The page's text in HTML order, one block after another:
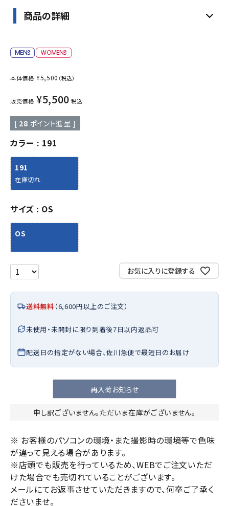
商品の詳細
本体価格 ¥5,500 （税込）
販売価格 ¥5,500 税込
[ 28 ポイント進呈 ]
カラー 191
191
在庫切れ
サイズ OS
OS
お気に入りに登録する
送料無料 （6,600円以上のご注文）
未使用・未開封に限り到着後7日以内返品可
配送日の指定がない場合、佐川急便で最短日のお届け
再入荷お知らせ
申し訳ございません。ただいま在庫がございません。
※ お客様のパソコンの環境・また撮影時の環境等で色味
が違って見える場合があります。
※店頭でも販売を行っているため、WEBでご注文いただ
けた場合でも売切れていることがございます。
メールにてお返事させていただきますので、何卒ご了承く
ださいませ。